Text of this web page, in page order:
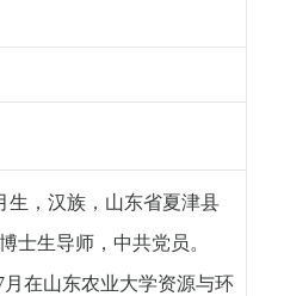
生，汉族，山东省夏津县
士生导师，中共党员。
月在山东农业大学资源与环